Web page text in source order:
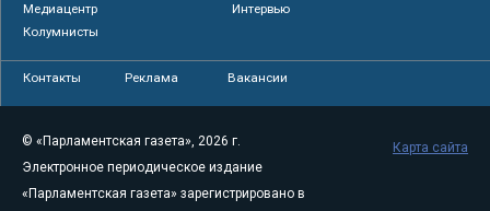
Медиацентр
Интервью
Колумнисты
Контакты Реклама Вакансии
© «Парламентская газета», 2026 г.
Электронное периодическое издание
«Парламентская газета» зарегистрировано в
Карта сайта